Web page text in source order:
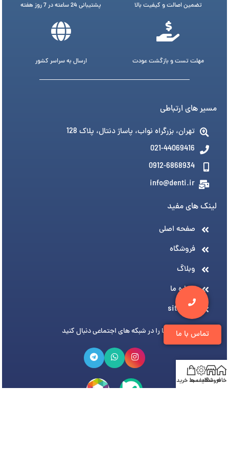
تماس با ما
تضمین اصالت و کیفیت بالا پشتیبانی 24 ساعته در 7 روز هفته
مهلت تست و بازگشت عودت ارسال به سراسر کشور
مسیر های ارتباطی
تهران، بزرگراه نواب، پاساژ دنتال، پلاک 128
021-44069416
0912-6868934
info@denti.ir
لینک های مفید
صفحه اصلی
فروشگاه
وبلاگ
درباره ما
sitemap
ما را در شبکه های اجتماعی دنبال کنید
خانهفروشگاه
تخفیف هاسبد خرید